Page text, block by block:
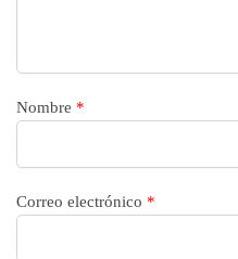
Nombre *
Correo electrónico *